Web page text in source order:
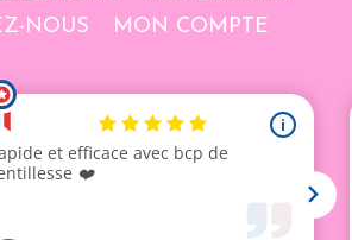
NOUS
MON COMPTE